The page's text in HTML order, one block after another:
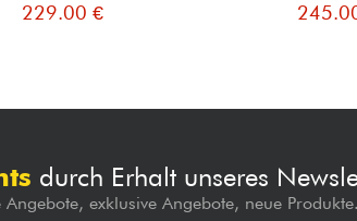
229.00 €
durch Erhalt unseres
exklusive Angebote, neue